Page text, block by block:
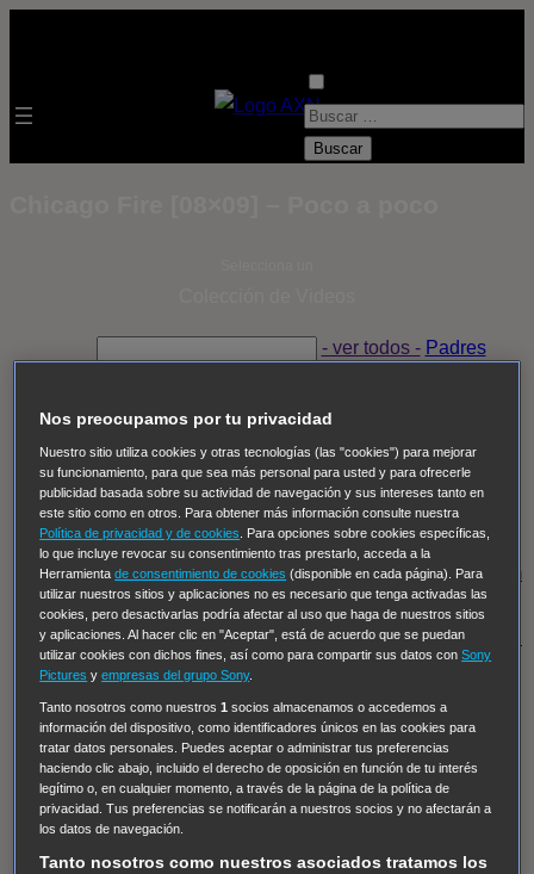
B
- ver todos - Padres
Despedida Salvaje Despedida Salvaje
Thomas, el ojo del FBI
Pan Am
Dawson crece
Insomnia El Guardián The Blacklist Cinco en familia
Hudson & Rex Diez libras y un sueño Mr Loverman
Regreso al futuro III NUEVE CUERPOS Los últimos
caballeros Tormenta infinita Sing Street Cobra Kai
Tom
y Lola High Country Los casos de Susan Ryeland:
Moonflower Murders Twisted Metal Mentes Criminales:
Evolution Terapia de Choque
Hailey Dean Without Sin: Libre de Culpa Morbius
NCIS: Nueva Orleans Pandora En fuera de juego
The Shield: Al margen de la ley Duplicated Preacher
The Killing Kind Intersecciones DOC Bite Club
Chicago Fire
de personas desaparecidas Mad Dogs La Sustituta
Nos preocupamos por tu privacidad
Nuestro sitio utiliza cookies y otras tecnologías (las "cookies") para mejorar
su funcionamiento, para que sea más personal para usted y para ofrecerle
publicidad basada sobre su actividad de navegación y sus intereses tanto en
este sitio como en otros. Para obtener más información consulte nuestra
Política de privacidad y de cookies
. Para opciones sobre cookies específicas,
lo que incluye revocar su consentimiento tras prestarlo, acceda a la
Herramientade consentimiento de cookies (disponible en cada página). Para
utilizar nuestros sitios y aplicaciones no es necesario que tenga activadas las
cookies, pero desactivarlas podría afectar al uso que haga de nuestros sitios
y aplicaciones. Al hacer clic en "Aceptar", está de acuerdo que se puedan
utilizar cookies con dichos fines, así como para compartir sus datos conSony
Pictures yempresas del grupo Sony.
Tanto nosotros como nuestros1 socios almacenamos o accedemos a
información del dispositivo, como identificadores únicos en las cookies para
tratar datos personales. Puedes aceptar o administrar tus preferencias
haciendo clic abajo, incluido el derecho de oposición en función de tu interés
legítimo o, en cualquier momento, a través de la página de la política de
privacidad. Tus preferencias se notificarán a nuestros socios y no afectarán a
los datos de navegación.
Tanto nosotros como nuestros asociados tratamos los